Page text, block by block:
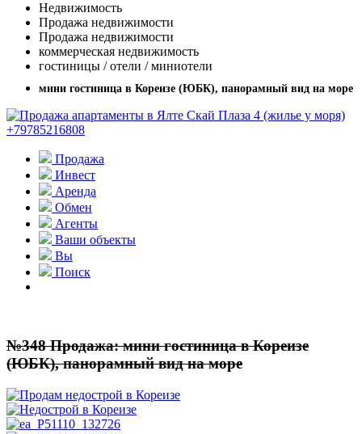
Недвижимость
Продажа недвижимости
Продажа недвижимости
коммерческая недвижимость
гостиницы / отели / миниотели
мини гостиница в Кореизе (ЮБК), панорамный вид на море
Продажа
Инвест
Аренда
Обмен
Агенты
Ваши объекты
Вы
Поиск
№348 Продажа: мини гостиница в Кореизе
(ЮБК), панорамный вид на море